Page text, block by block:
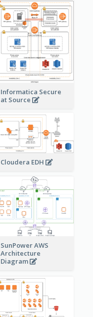
Informatica Secure
at Source
Cloudera EDH
SunPower AWS
Architecture
Diagram